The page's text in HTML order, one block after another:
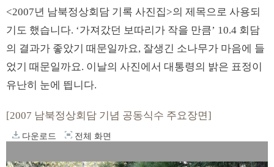
<2007년 남북정상회담 기록 사진집>의 제목으로 사용되
기도 했습니다. ‘가져갔던 보따리가 작을 만큼’ 10.4 회담
의 결과가 좋았기 때문일까요, 잘생긴 소나무가 마음에 들
었기 때문일까요. 이날의 사진에서 대통령의 밝은 표정이
유난히 눈에 띕니다.
[2007 남북정상회담 기념 공동식수 주요장면]
다운로드 전체 화면